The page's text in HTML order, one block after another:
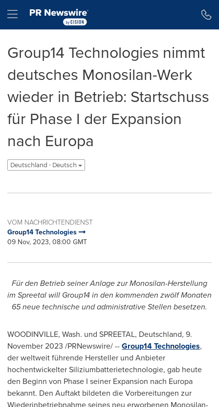
Hamburger menu
Group14 Technologies nimmt
deutsches Monosilan-Werk
wieder in Betrieb: Startschuss
für Phase I der Expansion
nach Europa
Deutschland - Deutsch
VOM NACHRICHTENDIENST
Group14 Technologies
09 Nov, 2023, 08:00 GMT
Für den Betrieb seiner Anlage zur Monosilan-Herstellung
im Spreetal will Group14 in den kommenden zwölf Monaten
65 neue technische und administrative Stellen besetzen.
WOODINVILLE, Wash. und SPREETAL, Deutschland, 9.
November 2023 /PRNewswire/ --Group14 Technologies,
der weltweit führende Hersteller und Anbieter
hochentwickelter Siliziumbatterietechnologie, gab heute
den Beginn von Phase I seiner Expansion nach Europa
bekannt. Den Auftakt bildeten die Vorbereitungen zur